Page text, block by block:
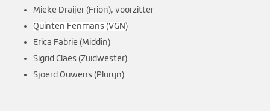
Mieke Draijer (Frion), voorzitter
Quinten Fenmans (VGN)
Erica Fabrie (Middin)
Sigrid Claes (Zuidwester)
Sjoerd Ouwens (Pluryn)